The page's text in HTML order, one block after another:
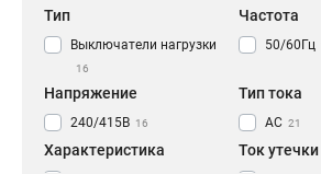
Тип
Выключатели нагрузки
16
Частота
50/60Гц
Напряжение
240/415В 16
Тип тока
AC 21
Характеристика Ток утечки